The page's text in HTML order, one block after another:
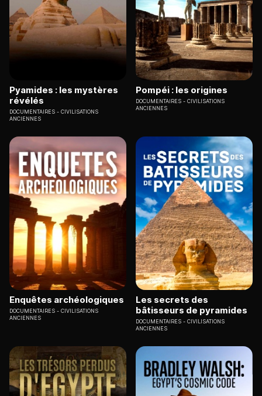
Pyamides : les mystères
révélés
DOCUMENTAIRES
CIVILISATIONS
ANCIENNES
Pompéi : les origines
DOCUMENTAIRES
CIVILISATIONS
ANCIENNES
Enquêtes archéologiques
DOCUMENTAIRES
CIVILISATIONS
ANCIENNES
Les secrets des
bâtisseurs de pyramides
DOCUMENTAIRES
CIVILISATIONS
ANCIENNES